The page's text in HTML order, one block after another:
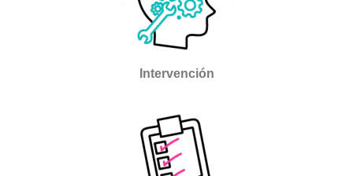
Intervención